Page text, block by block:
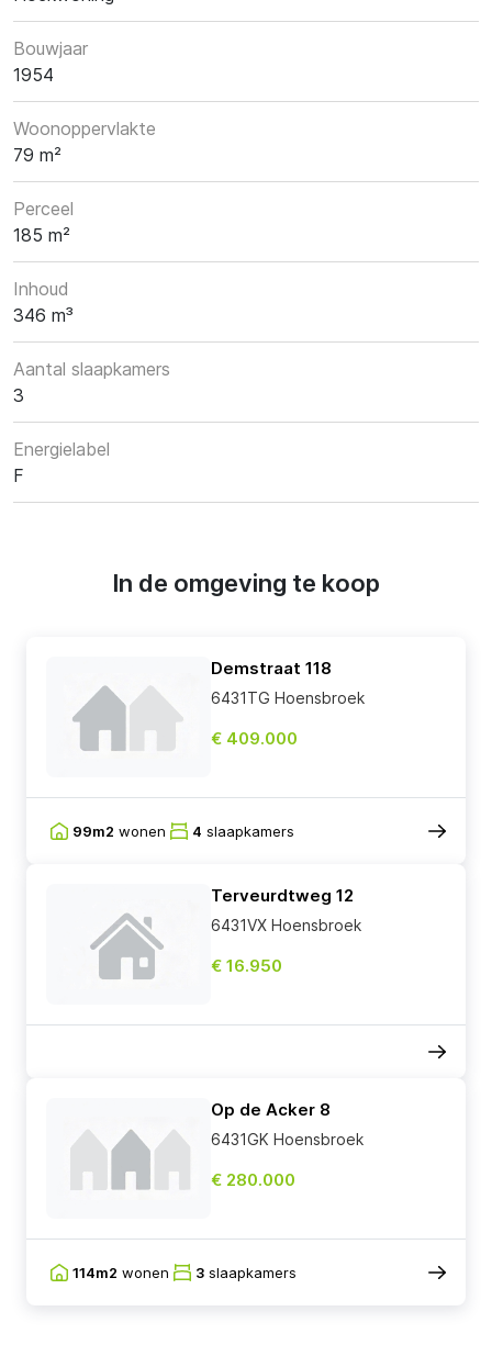
Bouwjaar
1954
Woonoppervlakte
79 m²
Perceel
185 m²
Inhoud
346 m³
Aantal slaapkamers
3
Energielabel
F
In de omgeving te koop
Demstraat 118
6431TG Hoensbroek
€ 409.000
99m2 wonen 4 slaapkamers
Terveurdtweg 12
6431VX Hoensbroek
€ 16.950
Op de Acker 8
6431GK Hoensbroek
€ 280.000
114m2 wonen 3 slaapkamers